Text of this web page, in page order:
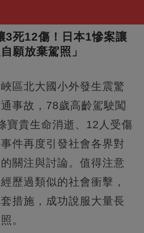
3死12傷！日本1慘案讓
願放棄駕照」
區北大國小外發生震驚
事故，78歲高齡駕駛闖
寶貴生命消逝、12人受傷
件再度引發社會各界對
關注與討論。值得注意
歷過類似的社會衝擊，
措施，成功說服大量長
。